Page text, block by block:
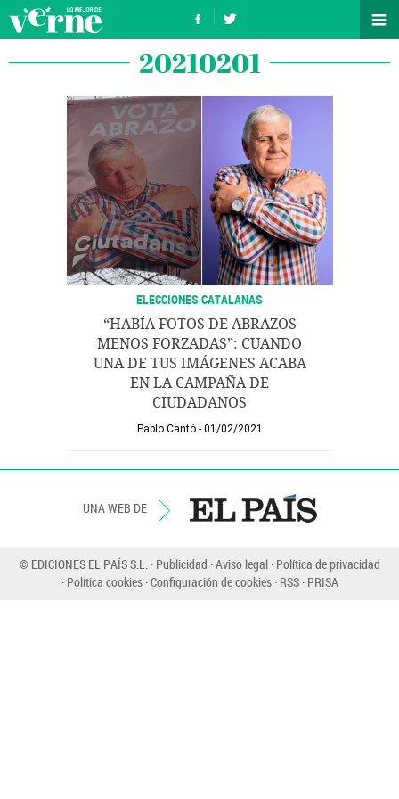
20210201
ELECCIONES CATALANAS
“HABÍA FOTOS DE ABRAZOS
MENOS FORZADAS”: CUANDO
UNA DE TUS IMÁGENES ACABA
EN LA CAMPAÑA DE
CIUDADANOS
Pablo Cantó 01/02/2021
UNA WEB DE
© EDICIONES EL PAÍS S.L. Publicidad Aviso legal Política de privacidad
Política cookies Configuración de cookies RSS PRISA